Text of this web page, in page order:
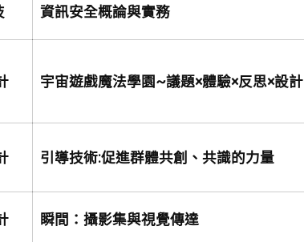
資訊安全概論與實務
宇宙遊戲魔法學園~議題×體驗×反思×設計
引導技術:促進群體共創、共識的力量
瞬間：攝影集與視覺傳達